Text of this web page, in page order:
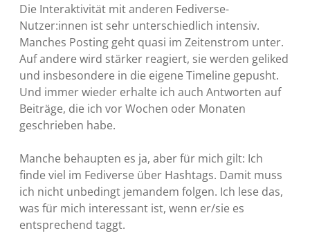
Die Interaktivität mit anderen Fediverse-
Nutzer:innen ist sehr unterschiedlich intensiv.
Manches Posting geht quasi im Zeitenstrom unter.
Auf andere wird stärker reagiert, sie werden geliked
und insbesondere in die eigene Timeline gepusht.
Und immer wieder erhalte ich auch Antworten auf
Beiträge, die ich vor Wochen oder Monaten
geschrieben habe.
Manche behaupten es ja, aber für mich gilt: Ich
finde viel im Fediverse über Hashtags. Damit muss
ich nicht unbedingt jemandem folgen. Ich lese das,
was für mich interessant ist, wenn er/sie es
entsprechend taggt.